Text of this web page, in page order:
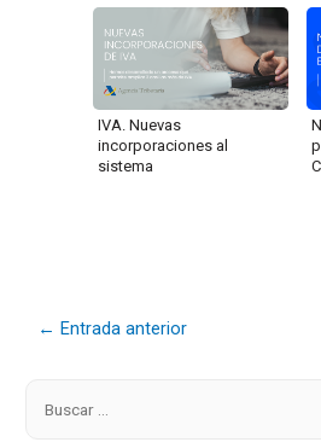
IVA. Nuevas
incorporaciones al
sistema
← Entrada anterior